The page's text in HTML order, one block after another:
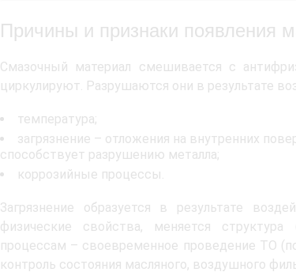
Причины и признаки появления
Смазочный материал смешивается с
циркулируют. Разрушаются они в результате
температура;
загрязнение – отложения на внутренних
способствует разрушению металла;
коррозийные процессы.
Загрязнение образуется в результате
физические свойства, меняется
процессам – своевременное проведение ТО
контроль состояния масляного, воздушного